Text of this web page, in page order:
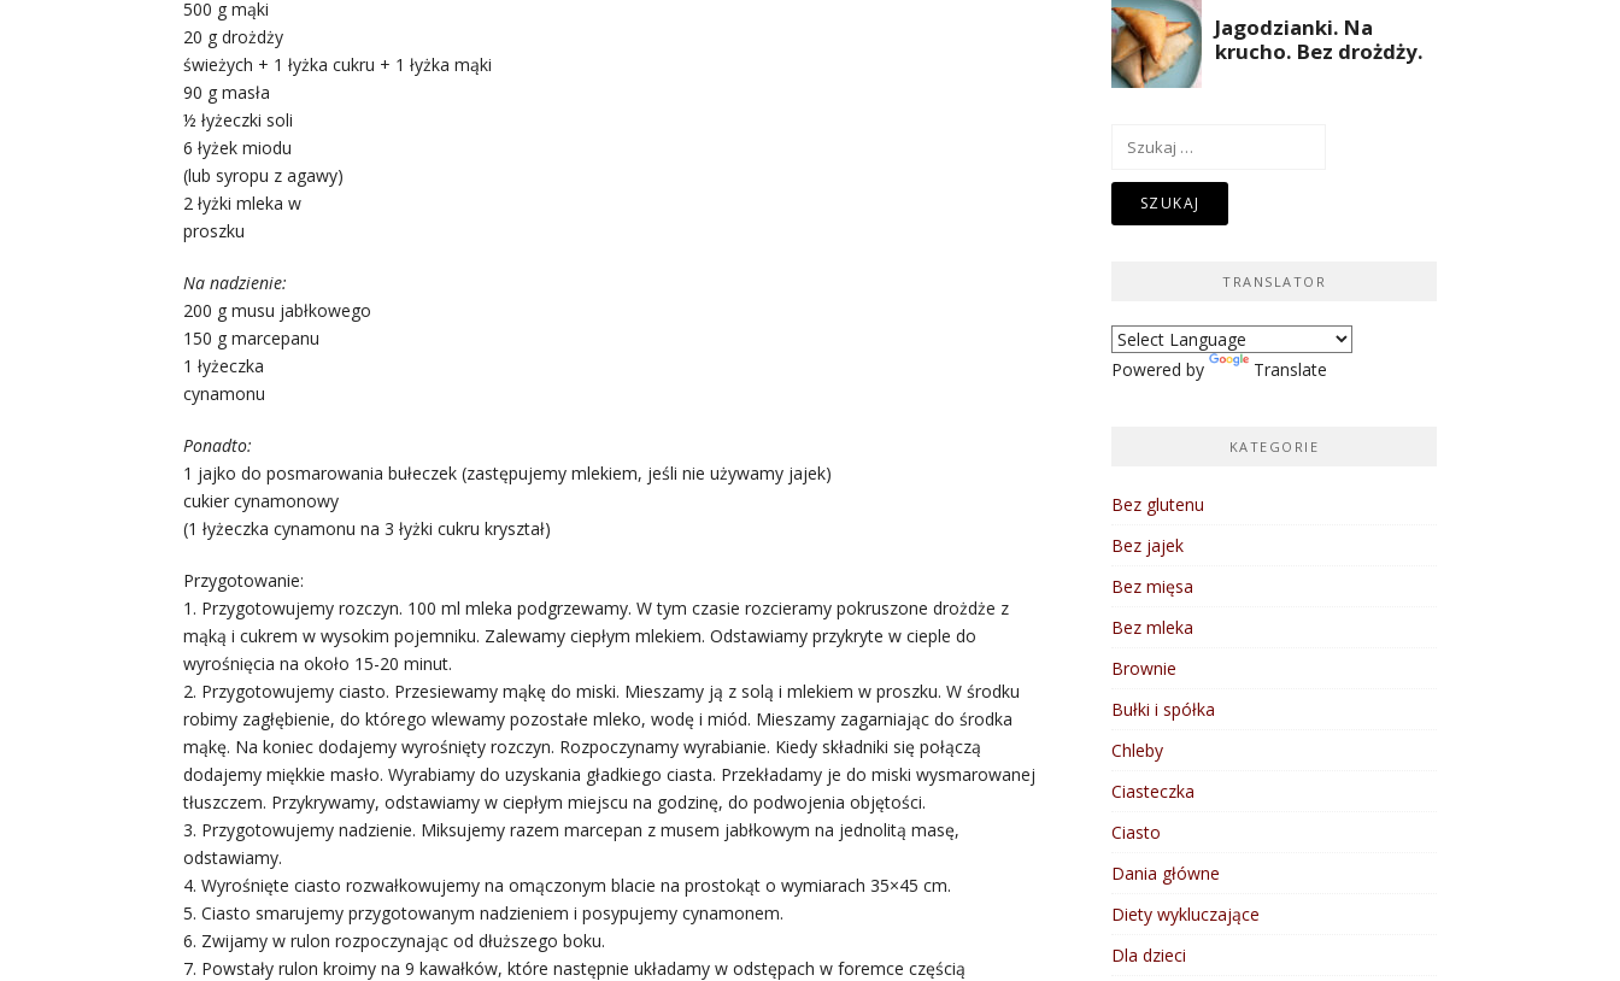
500 g mąki
20 g drożdży
świeżych + 1 łyżka cukru + 1 łyżka mąki
90 g masła
½ łyżeczki soli
6 łyżek miodu
(lub syropu z agawy)
2 łyżki mleka w
proszku
Na nadzienie:
200 g musu jabłkowego
150 g marcepanu
1 łyżeczka
cynamonu
Ponadto:
1 jajko do posmarowania bułeczek (zastępujemy mlekiem, jeśli nie używamy jajek)
cukier cynamonowy
(1 łyżeczka cynamonu na 3 łyżki cukru kryształ)
Przygotowanie:
1. Przygotowujemy rozczyn. 100 ml mleka podgrzewamy. W tym czasie rozcieramy pokruszone drożdże z
mąką i cukrem w wysokim pojemniku. Zalewamy ciepłym mlekiem. Odstawiamy przykryte w cieple do
wyrośnięcia na około 15-20 minut.
2. Przygotowujemy ciasto. Przesiewamy mąkę do miski. Mieszamy ją z solą i mlekiem w proszku. W środku
robimy zagłębienie, do którego wlewamy pozostałe mleko, wodę i miód. Mieszamy zagarniając do środka
mąkę. Na koniec dodajemy wyrośnięty rozczyn. Rozpoczynamy wyrabianie. Kiedy składniki się połączą
dodajemy miękkie masło. Wyrabiamy do uzyskania gładkiego ciasta. Przekładamy je do miski wysmarowanej
tłuszczem. Przykrywamy, odstawiamy w ciepłym miejscu na godzinę, do podwojenia objętości.
3. Przygotowujemy nadzienie. Miksujemy razem marcepan z musem jabłkowym na jednolitą masę,
odstawiamy.
4. Wyrośnięte ciasto rozwałkowujemy na omączonym blacie na prostokąt o wymiarach 35×45 cm.
5. Ciasto smarujemy przygotowanym nadzieniem i posypujemy cynamonem.
6. Zwijamy w rulon rozpoczynając od dłuższego boku.
7. Powstały rulon kroimy na 9 kawałków, które następnie układamy w odstępach w foremce częścią
Szukaj:
TRANSLATOR
Powered by Translate
KATEGORIE
Bez glutenu
Bez jajek
Bez mięsa
Bez mleka
Brownie
Bułki i spółka
Chleby
Ciasteczka
Ciasto
Dania główne
Diety wykluczające
Dla dzieci